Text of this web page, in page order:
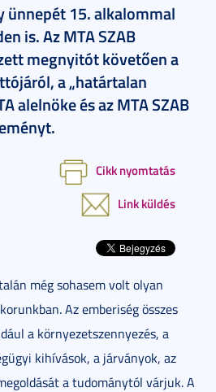
ünnepét 15. alkalommal
is. Az MTA SZAB
megnyitót követően a
a „határtalan
alelnöke és az MTA SZAB
Cikk nyomtatás
Link küldés
még sohasem volt olyan
Az emberiség összes
a környezetszennyezés, a
kihívások, a járványok, az
a tudománytól várjuk. A